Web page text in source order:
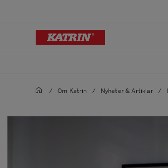
/ Om Katrin / Nyheter & Artiklar /